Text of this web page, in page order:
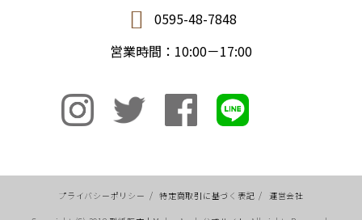
0595-48-7848
営業時間：10:00－17:00
プライバシーポリシー / 特定商取引に基づく表記 / 運営会社